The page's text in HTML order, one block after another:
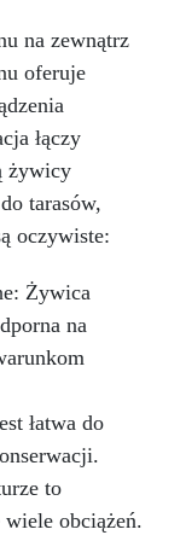
nie tylko
blatów
Daj
i
wnętrz.
z
Żywicy
na zewnątrz
oferuje
łączy
żywicy
tarasów,
oczywiste:
Żywica
na
łatwa do
to
obciążeń.